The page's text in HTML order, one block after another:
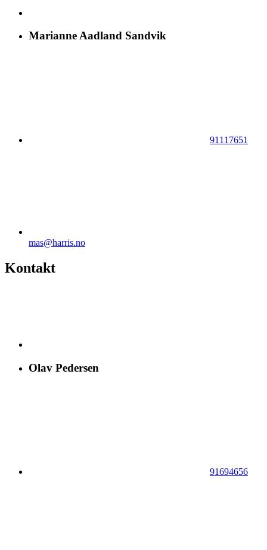
Marianne Aadland Sandvik
91117651
mas@harris.no
Kontakt
Olav Pedersen
91694656